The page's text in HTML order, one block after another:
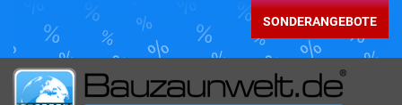
SONDERANGEBOTE